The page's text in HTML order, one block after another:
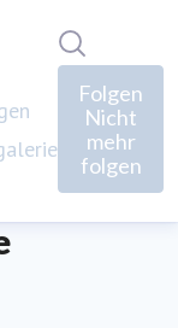
Folgen
Nicht
mehr
folgen